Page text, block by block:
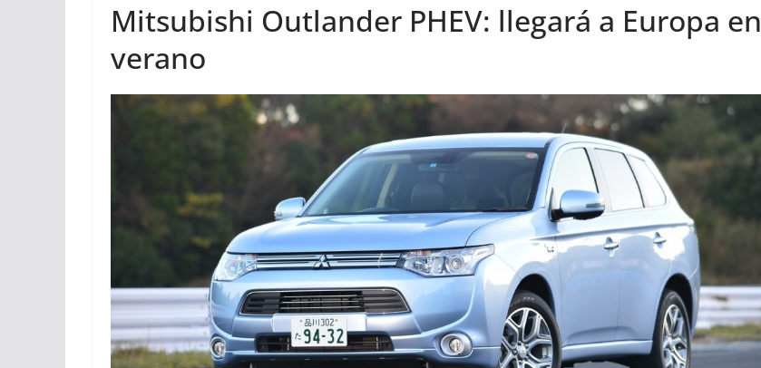
Mitsubishi Outlander PHEV: llegará a Europa en
verano